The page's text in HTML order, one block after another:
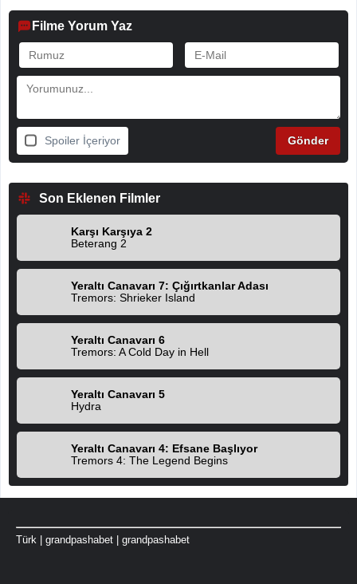
Filme Yorum Yaz
Spoiler İçeriyor
Son Eklenen Filmler
Karşı Karşıya 2
Beterang 2
Yeraltı Canavarı 7: Çığırtkanlar Adası
Tremors: Shrieker Island
Yeraltı Canavarı 6
Tremors: A Cold Day in Hell
Yeraltı Canavarı 5
Hydra
Yeraltı Canavarı 4: Efsane Başlıyor
Tremors 4: The Legend Begins
Türk | grandpashabet | grandpashabet